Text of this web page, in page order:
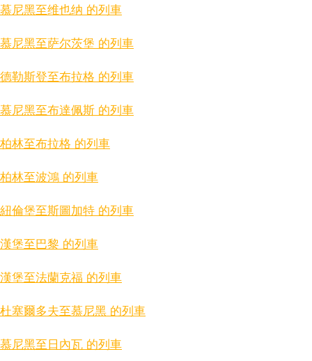
慕尼黑至维也纳 的列車
慕尼黑至萨尔茨堡 的列車
德勒斯登至布拉格 的列車
慕尼黑至布達佩斯 的列車
柏林至布拉格 的列車
柏林至波鴻 的列車
紐倫堡至斯圖加特 的列車
漢堡至巴黎 的列車
漢堡至法蘭克福 的列車
杜塞爾多夫至慕尼黑 的列車
慕尼黑至日內瓦 的列車